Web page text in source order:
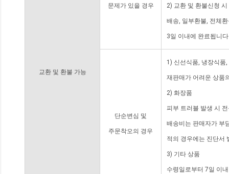
교환 및 환불 가능
문제가 있을 경우 2) 교환 및 환불신청
배송, 일부환불, 전체
3일 이내에 완료됩니
단순변심 및
주문착오의 경우
1) 신선식품, 냉장식품
재판매가 어려운 상품
2) 화장품
피부 트러블 발생 시
배송비는 판매자가 부
적의 경우에는 진단서
3) 기타 상품
수령일로부터 7일 이